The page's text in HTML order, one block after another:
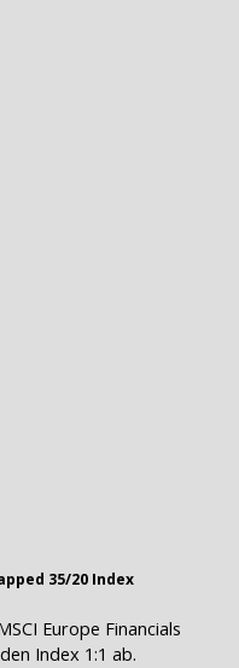
35/20 Index
Europe Financials
Index 1:1 ab.